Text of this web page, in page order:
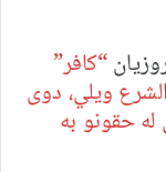
“کافر”
ویلي، دوی
حقونو به